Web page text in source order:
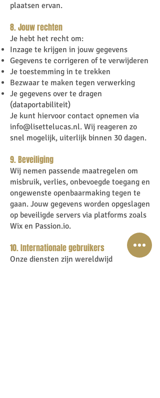
plaatsen ervan.
8. Jouw rechten
Je hebt het recht om:
Inzage te krijgen in jouw gegevens
Gegevens te corrigeren of te verwijderen
Je toestemming in te trekken
Bezwaar te maken tegen verwerking
Je gegevens over te dragen
(dataportabiliteit)
Je kunt hiervoor contact opnemen via
info@lisettelucas.nl. Wij reageren zo
snel mogelijk, uiterlijk binnen 30 dagen.
9. Beveiliging
Wij nemen passende maatregelen om
misbruik, verlies, onbevoegde toegang en
ongewenste openbaarmaking tegen te
gaan. Jouw gegevens worden opgeslagen
op beveiligde servers via platforms zoals
Wix en Passion.io.
10. Internationale gebruikers
Onze diensten zijn wereldwijd